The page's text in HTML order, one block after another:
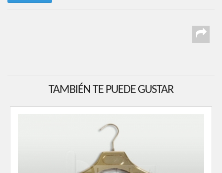
TAMBIÉN TE PUEDE GUSTAR